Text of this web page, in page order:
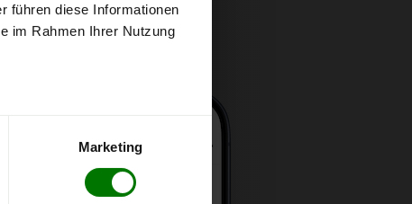
führen diese Informationen
im Rahmen Ihrer Nutzung
Marketing